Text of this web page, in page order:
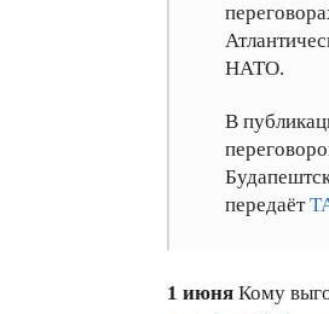
НАТО.
В
передаёт
1 июня Кому